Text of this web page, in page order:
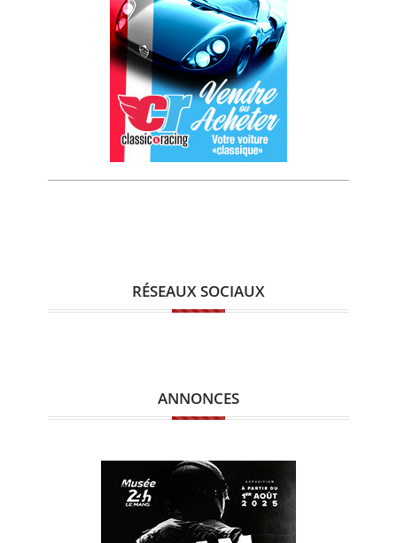
RÉSEAUX SOCIAUX
ANNONCES